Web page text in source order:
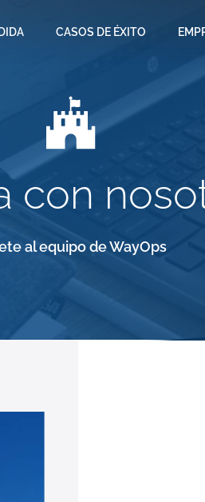
CASOS DE ÉXITO
con
al equipo de WayOps